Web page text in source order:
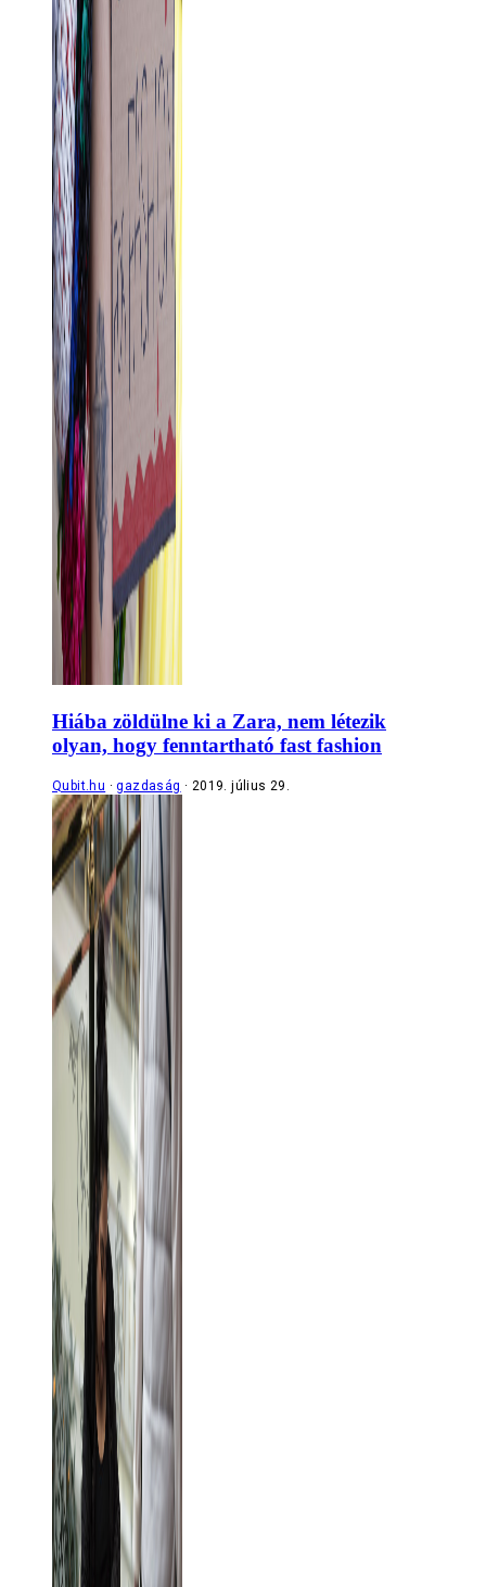
Hiába zöldülne ki a Zara, nem létezik
olyan, hogy fenntartható fast fashion
Qubit.hu gazdaság 2019. július 29.